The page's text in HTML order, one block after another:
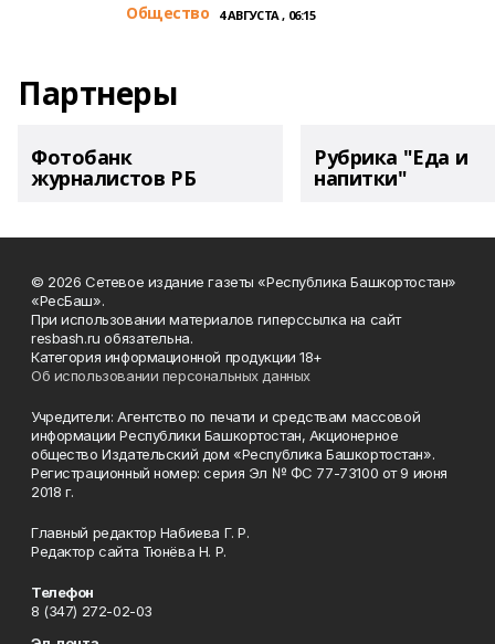
Общество 4 АВГУСТА , 06:15
Партнеры
Фотобанк
журналистов РБ
Рубрика "Еда и
напитки"
© 2026 Сетевое издание газеты «Республика Башкортостан»
«РесБаш».
При использовании материалов гиперссылка на сайт
resbash.ru обязательна.
Категория информационной продукции 18+
Об использовании персональных данных
Учредители: Агентство по печати и средствам массовой
информации Республики Башкортостан, Акционерное
общество Издательский дом «Республика Башкортостан».
Регистрационный номер: серия Эл № ФС 77-73100 от 9 июня
2018 г.
Главный редактор Набиева Г. Р.
Редактор сайта Тюнёва Н. Р.
Телефон
8 (347) 272-02-03